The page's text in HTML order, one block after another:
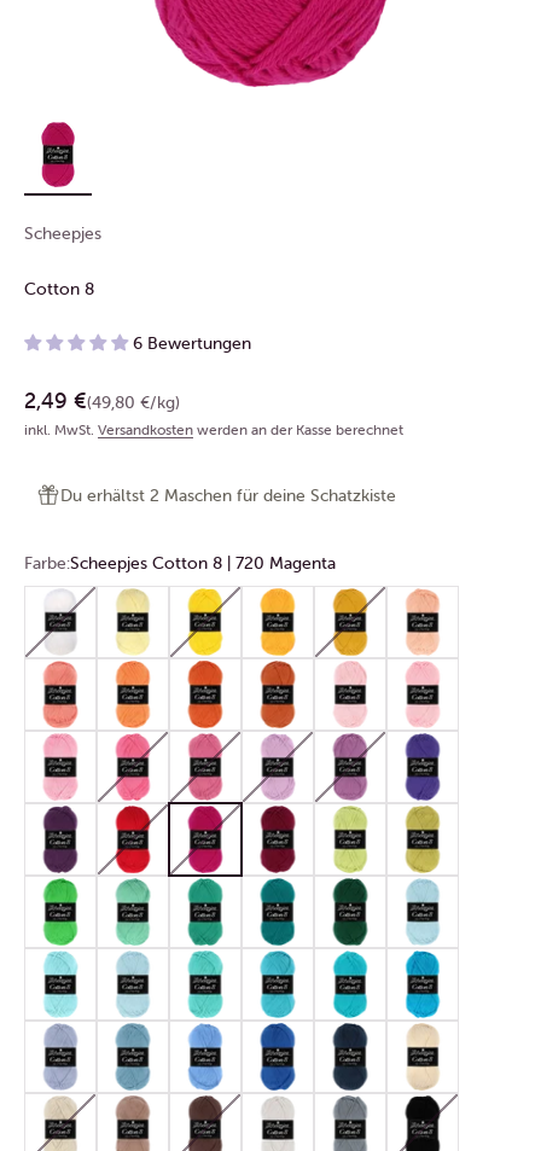
Scheepjes
Cotton 8
6 Bewertungen
Angebot
2,49 €(49,80 €/kg)
inkl. MwSt. Versandkosten werden an der Kasse berechnet
Du erhältst 2 Maschen für deine Schatzkiste
Farbe:Scheepjes Cotton 8 | 720 Magenta
Scheepjes Cotton 8 | 502 Weiß
Scheepjes Cotton 8 | 508 Vanille
Scheepjes Cotton 8 | 551 Gelb
Scheepjes Cotton 8 | 714 Intensivgelb
Scheepjes Cotton 8 | 722
Scheepjes Cotton
Scheepjes Cotton 8 | 650 Apricot
Scheepjes Cotton 8 | 639 Orange
Scheepjes Cotton 8 | 716 Curry
Scheepjes Cotton 8 | 671 Karneol
Scheepjes Cotton 8 | 718
Scheepjes Cotton
Scheepjes Cotton 8 | 649 Rosa
Scheepjes Cotton 8 | 719 Flamingo
Scheepjes Cotton 8 | 653 Pink
Scheepjes Cotton 8 | 529 Flieder
Scheepjes Cotton 8 | 726
Scheepjes Cotton
Scheepjes Cotton 8 | 721 Lila
Scheepjes Cotton 8 | 510 Rot
Scheepjes Cotton 8 | 720 Magenta
Scheepjes Cotton 8 | 717 Bordeaux
Scheepjes Cotton 8 | 642
Scheepjes Cotton
Scheepjes Cotton 8 | 517 Grün
Scheepjes Cotton 8 | 664 Hellgrün
Scheepjes Cotton 8 | 723 Farn
Scheepjes Cotton 8 | 724 Smaragd
Scheepjes Cotton 8 | 713
Scheepjes Cotton
Scheepjes Cotton 8 | 663 Karibikblau
Scheepjes Cotton 8 | 622 Helltürkis
Scheepjes Cotton 8 | 665 Seegrün
Scheepjes Cotton 8 | 725 Cool Water
Scheepjes Cotton 8 | 712
Scheepjes Cotton
Scheepjes Cotton 8 | 651 Hellblau
Scheepjes Cotton 8 | 711 Blaugrau
Scheepjes Cotton 8 | 506 Himmelblau
Scheepjes Cotton 8 | 519 Blau
Scheepjes Cotton 8 | 527
Scheepjes Cotton
Scheepjes Cotton 8 | 656 Beigegrau
Scheepjes Cotton 8 | 659 Camel
Scheepjes Cotton 8 | 657 Braun
Scheepjes Cotton 8 | 700 Hellgrau
Scheepjes Cotton 8 | 710
Scheepjes Cotton